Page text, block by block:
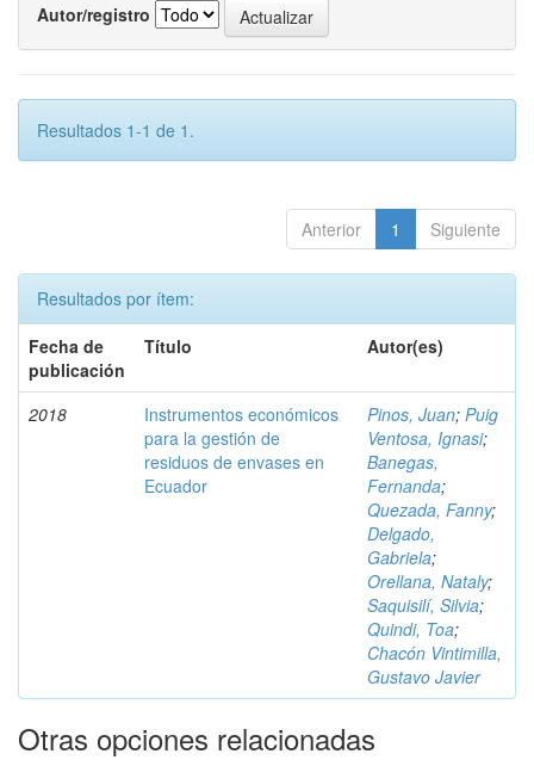
Autor/registro
Resultados 1-1 de 1.
Anterior 1 Siguiente
Resultados por ítem:
Fecha de
publicación
Título Autor(es)
2018
Instrumentos económicos
para la gestión de
residuos de envases en
Ecuador
Pinos, Juan; Puig
Ventosa, Ignasi;
Banegas,
Fernanda;
Quezada, Fanny;
Delgado,
Gabriela;
Orellana, Nataly;
Saquisilí, Silvia;
Quindi, Toa;
Chacón Vintimilla,
Gustavo Javier
Otras opciones relacionadas